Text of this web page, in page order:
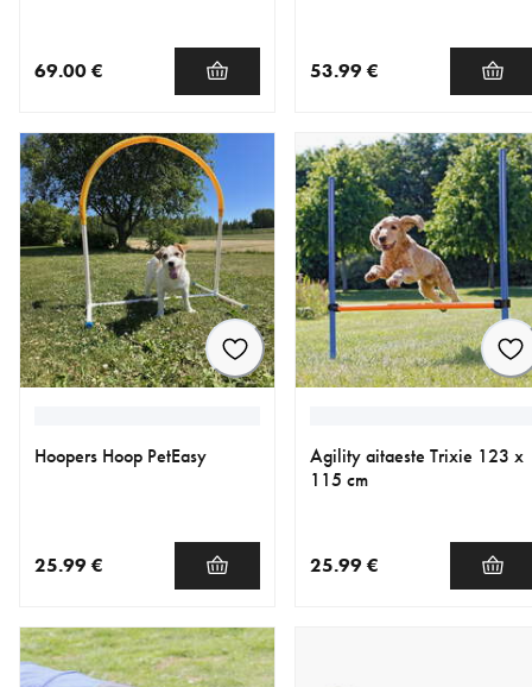
69.00 € 53.99 €
Hoopers Hoop PetEasy
25.99 €
Agility aitaeste Trixie 123 x
115 cm
25.99 €